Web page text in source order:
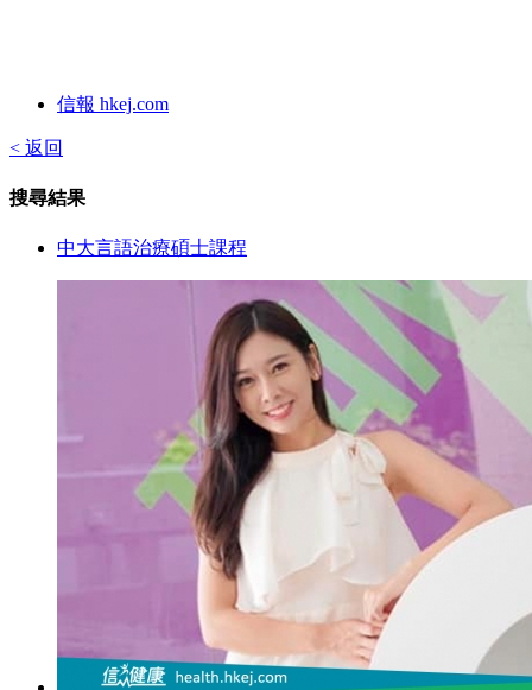
信報 hkej.com
< 返回
搜尋結果
中大言語治療碩士課程